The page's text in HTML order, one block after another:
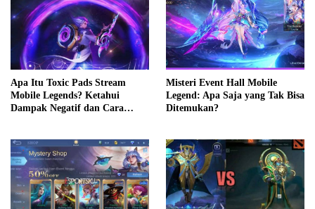
Apa Itu Toxic Pads Stream
Mobile Legends? Ketahui
Dampak Negatif dan Cara
Misteri Event Hall Mobile
Legend: Apa Saja yang Tak Bisa
Ditemukan?